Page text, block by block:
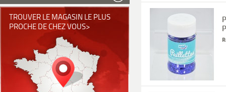
TROUVER LE MAGASIN LE PLUS
PROCHE DE CHEZ VOUS>